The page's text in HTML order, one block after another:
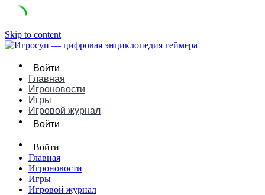
Skip to content
Войти
Главная
Игроновости
Игры
Игровой журнал
Войти
Войти
Главная
Игроновости
Игры
Игровой журнал